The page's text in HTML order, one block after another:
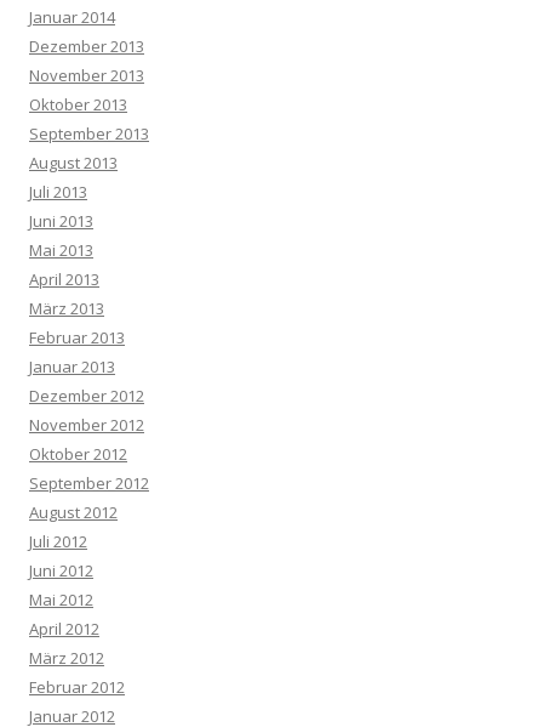
Januar 2014
Dezember 2013
November 2013
Oktober 2013
September 2013
August 2013
Juli 2013
Juni 2013
Mai 2013
April 2013
März 2013
Februar 2013
Januar 2013
Dezember 2012
November 2012
Oktober 2012
September 2012
August 2012
Juli 2012
Juni 2012
Mai 2012
April 2012
März 2012
Februar 2012
Januar 2012